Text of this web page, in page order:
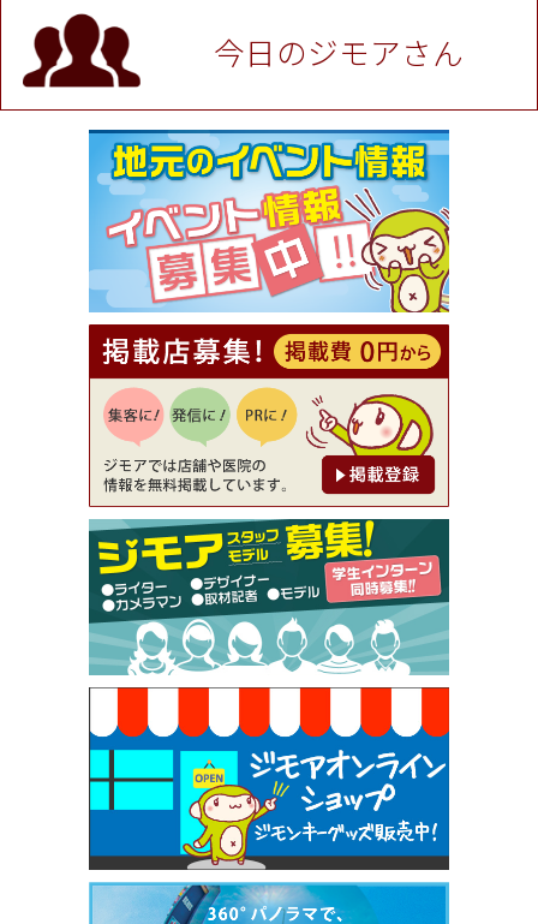
P！※チケットと新品商品は除く（大黒屋 高田馬場
駅前店）
[有効期限]2026年9月30日
★ジモア限定特典★ お会計より全品5％OFF（ナチ
ュラル＆ハンドメイドショップ［マキマキ］）
[有効期限]2026年9月30日まで
【ジモア限定①】初回割引 特価 VIO脱毛11,000円
⇒8,800円（メンズ専門ワックス脱毛サロン Mickle
（ミックル））
[有効期限]2026年9月30日
【ジモア読者特典2】コース 3,500円→3,000円（料
理5品+2時間飲み放題）（創作イタリアン Pia Cu
ore（ピアクオーレ））
[有効期限]2026年9月30日
【ジモア読者特典1】料理全品20％OFF ※18時以
降（創作イタリアン Pia Cuore（ピアクオーレ））
[有効期限]2026年9月30日
【ジモア限定②】初回割引 特価 鼻毛脱毛 半額 2,2
00円⇒1,100円（メンズ専門ワックス脱毛サロン Mi
ckle（ミックル））
[有効期限]2026年9月30日
【ジモア限定特典①】まつ毛カール 3,850円→ 2,7
50円（Premiere（プルミエール））
[有効期限]2026年9月30日
焼き餃子 一皿サービス（餃子酒場たっちゃん 西
早稲田店）
[有効期限]2026年9月30日
今日のジモアさん